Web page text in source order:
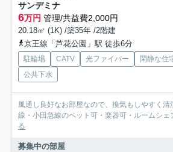
サンデミナ
6万円 管理/共益費2,000円
20.18㎡ (1K) /築35年 /2階建
京王線「芦花公園」駅 徒歩6分
駐輪場 CATV 光ファイバー 閑静な住
公共下水
風通し良好なお部屋なので、換気もしやすく
線・小田急線のペット可・楽器可・ルームシェ
る
募集中の部屋